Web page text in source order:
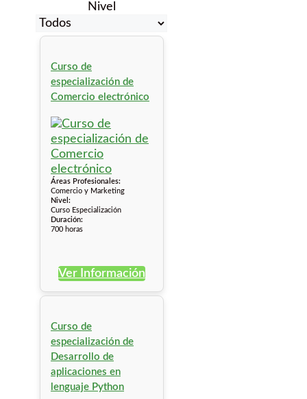
Nivel
Curso de
especialización de
Comercio electrónico
Áreas Profesionales:
Comercio y Marketing
Nivel:
Curso Especialización
Duración:
700 horas
Ver Información
Curso de
especialización de
Desarrollo de
aplicaciones en
lenguaje Python